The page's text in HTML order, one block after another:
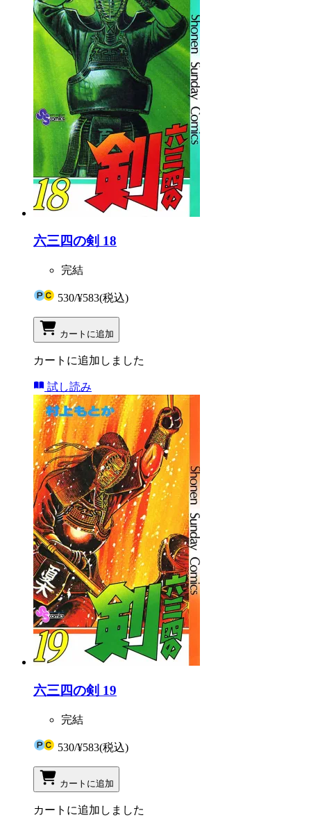
六三四の剣 18
完結
530/¥583(税込)
カートに追加
カートに追加しました
試し読み
六三四の剣 19
完結
530/¥583(税込)
カートに追加
カートに追加しました